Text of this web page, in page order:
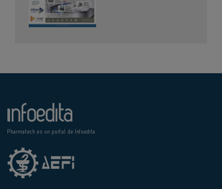
Pharmatech es un portal de Infoedita